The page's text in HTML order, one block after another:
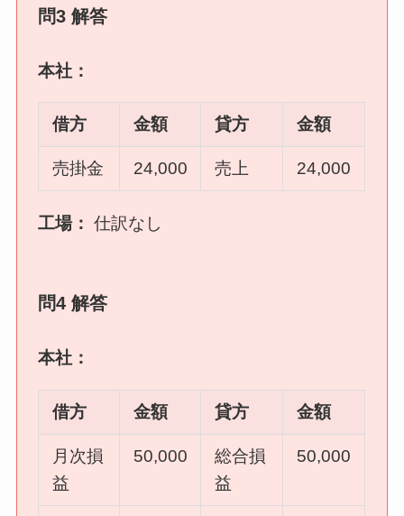
問3 解答
本社：
借方 金額 貸方 金額
売掛金 24,000 売上 24,000
工場： 仕訳なし
問4 解答
本社：
借方 金額 貸方 金額
月次損
益
50,000
総合損
益
50,000